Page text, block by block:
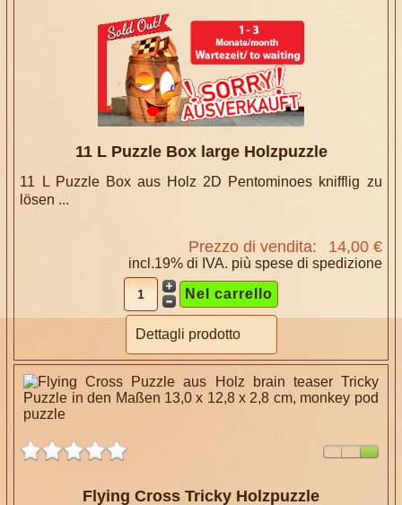
11 L Puzzle Box large Holzpuzzle
11 L Puzzle Box aus Holz 2D Pentominoes knifflig zu
lösen ...
Prezzo di vendita: 14,00 €
incl.19% di IVA. più spese di spedizione
Dettagli prodotto
Flying Cross Tricky Holzpuzzle